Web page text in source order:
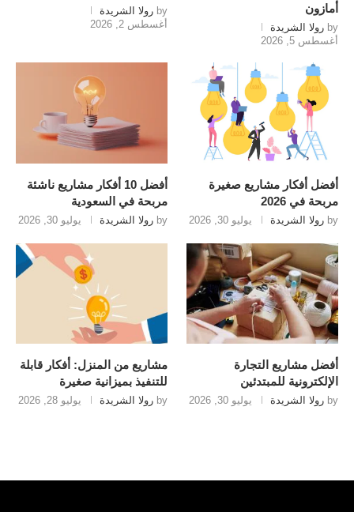
أمازون
by رولا الشريدة
أغسطس 5, 2026
by رولا الشريدة
أغسطس 2, 2026
أفضل أفكار مشاريع صغيرة
مربحة في 2026
by رولا الشريدة يوليو 30, 2026
أفضل 10 أفكار مشاريع ناشئة
مربحة في السعودية
by رولا الشريدة يوليو 30, 2026
أفضل مشاريع التجارة
الإلكترونية للمبتدئين
by رولا الشريدة يوليو 30, 2026
مشاريع من المنزل: أفكار قابلة
للتنفيذ بميزانية صغيرة
by رولا الشريدة يوليو 28, 2026